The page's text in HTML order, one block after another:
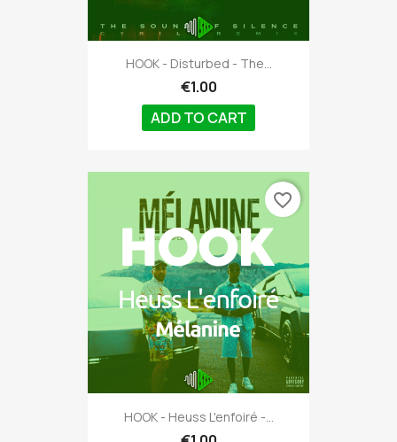
HOOK - Disturbed - The...
€1.00
ADD TO CART
HOOK - Heuss L'enfoiré -...
favorite_border